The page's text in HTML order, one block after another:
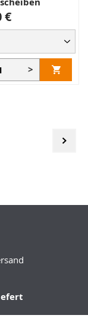
€
>
Seite